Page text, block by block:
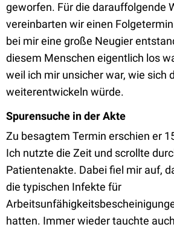
geworfen. Für die darauffolgende
vereinbarten wir einen
bei mir eine große Neugier
diesem Menschen eigentlich los
weil ich mir unsicher war, wie sich
weiterentwickeln würde.
Spurensuche in der Akte
Zu besagtem Termin erschien er
Ich nutzte die Zeit und scrollte
Patientenakte. Dabei fiel mir auf,
die typischen Infekte für
hatten. Immer wieder tauchte